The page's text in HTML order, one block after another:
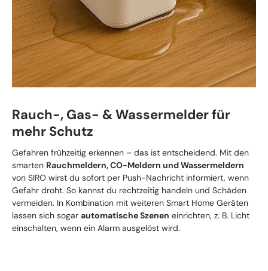
Rauch-, Gas- & Wassermelder für
mehr Schutz
Gefahren frühzeitig erkennen – das ist entscheidend. Mit den
smarten Rauchmeldern, CO-Meldern und Wassermeldern
von SIRO wirst du sofort per Push-Nachricht informiert, wenn
Gefahr droht. So kannst du rechtzeitig handeln und Schäden
vermeiden. In Kombination mit weiteren Smart Home Geräten
lassen sich sogar automatische Szenen einrichten, z. B. Licht
einschalten, wenn ein Alarm ausgelöst wird.